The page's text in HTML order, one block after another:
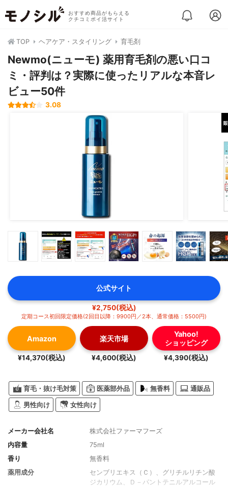
おすすめ商品がもらえる
クチコミポイ活サイト
TOP ヘアケア・スタイリング 育毛剤
Newmo(ニューモ) 薬用育毛剤の悪い口コ
ミ・評判は？実際に使ったリアルな本音レ
ビュー50件
3.08
公式サイト
¥2,750(税込)
定期コース初回限定価格(2回目以降：9900円／2本、通常価格：5500円)
Amazon
¥14,370(税込)
楽天市場
¥4,600(税込)
Yahoo!
ショッピング
¥4,390(税込)
育毛・抜け毛対策 医薬部外品 無香料 通販品
男性向け 女性向け
メーカー会社名
株式会社ファーマフーズ
内容量
75ml
香り
無香料
薬用成分
センブリエキス（Ｃ）、グリチルリチン酸
ジカリウム、Ｄ－パントテニルアルコール